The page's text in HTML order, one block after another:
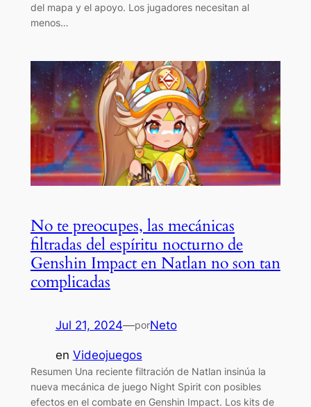
del mapa y el apoyo. Los jugadores necesitan al
menos…
No te preocupes, las mecánicas
filtradas del espíritu nocturno de
Genshin Impact en Natlan no son tan
complicadas
Jul 21, 2024—porNeto
en Videojuegos
Resumen Una reciente filtración de Natlan insinúa la
nueva mecánica de juego Night Spirit con posibles
efectos en el combate en Genshin Impact. Los kits de